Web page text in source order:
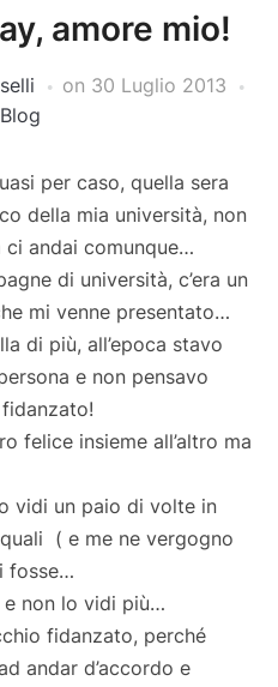
amore mio!
on 30 Luglio 2013
Blog
per caso, quella sera
della mia università, non
andai comunque…
di università, c’era un
mi venne presentato…
di più, all’epoca stavo
e non pensavo
felice insieme all’altro ma
vidi un paio di volte in
( e me ne vergogno
fosse…
e non lo vidi più…
fidanzato, perché
andar d’accordo e